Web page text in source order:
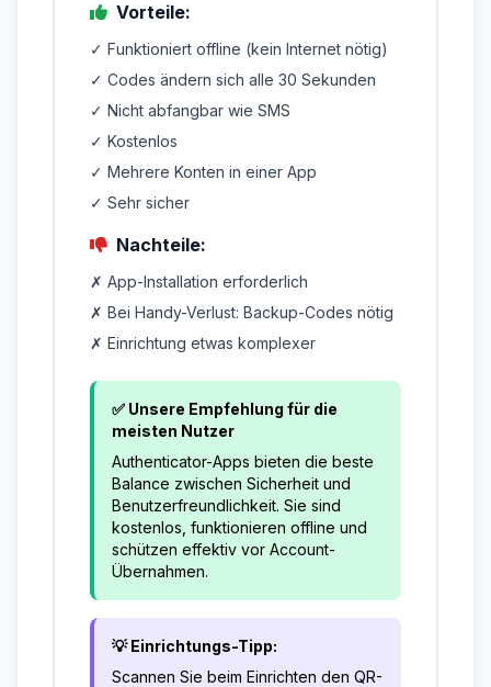
Vorteile:
✓ Funktioniert offline (kein Internet nötig)
✓ Codes ändern sich alle 30 Sekunden
✓ Nicht abfangbar wie SMS
✓ Kostenlos
✓ Mehrere Konten in einer App
✓ Sehr sicher
Nachteile:
✗ App-Installation erforderlich
✗ Bei Handy-Verlust: Backup-Codes nötig
✗ Einrichtung etwas komplexer
✅ Unsere Empfehlung für die
meisten Nutzer
Authenticator-Apps bieten die beste
Balance zwischen Sicherheit und
Benutzerfreundlichkeit. Sie sind
kostenlos, funktionieren offline und
schützen effektiv vor Account-
Übernahmen.
💡 Einrichtungs-Tipp:
Scannen Sie beim Einrichten den QR-